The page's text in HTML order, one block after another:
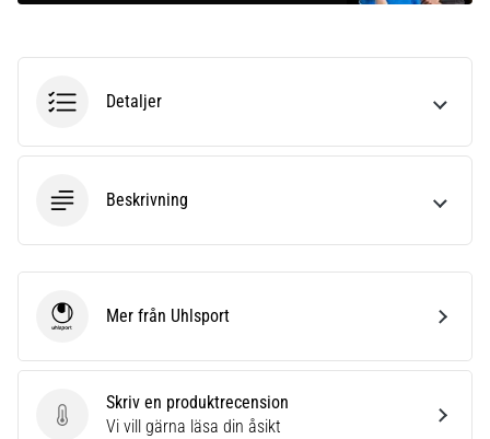
Detaljer
Beskrivning
Skriv en produktrecension
Skriv en produktrecension
Vi vill gärna läsa din åsikt
UhlsportMer från Uhlsport